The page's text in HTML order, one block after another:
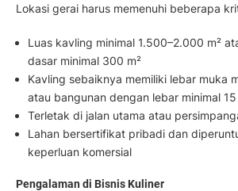
Lokasi gerai harus memenuhi beberapa
Luas kavling minimal 1.500–2.000 m²
dasar minimal 300 m²
Kavling sebaiknya memiliki lebar muka
atau bangunan dengan lebar minimal
Terletak di jalan utama atau
Lahan bersertifikat pribadi dan
keperluan komersial
Pengalaman di Bisnis Kuliner